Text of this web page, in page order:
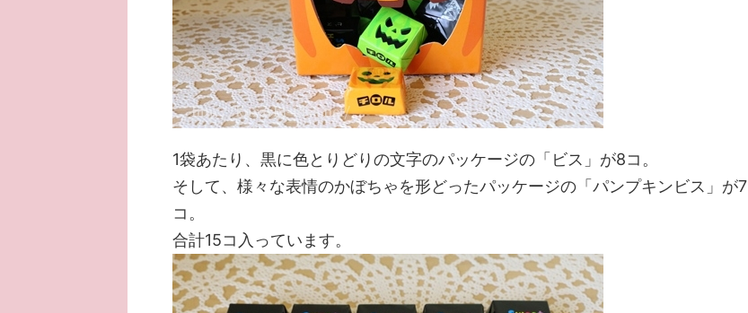
1袋あたり、黒に色とりどりの文字のパッケージの「ビス」が8コ。
そして、様々な表情のかぼちゃを形どったパッケージの「パンプキンビス」が7
コ。
合計15コ入っています。